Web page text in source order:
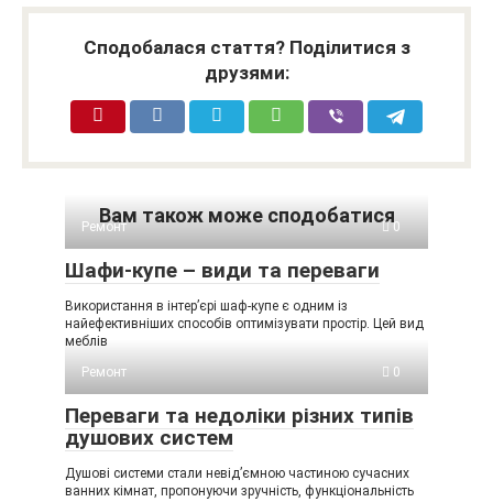
Сподобалася стаття? Поділитися з
друзями:
Вам також може сподобатися
Ремонт 0
Шафи-купе – види та переваги
Використання в інтер’єрі шаф-купе є одним із
найефективніших способів оптимізувати простір. Цей вид
меблів
Ремонт
0
Переваги та недоліки різних типів
душових систем
Душові системи стали невід’ємною частиною сучасних
ванних кімнат, пропонуючи зручність, функціональність